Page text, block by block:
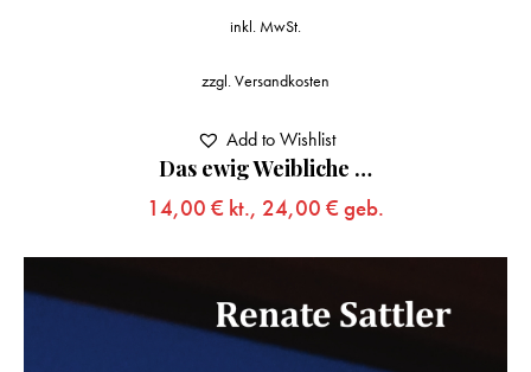
Das ewig Weibliche …
14,00 € kt., 24,00 € geb.
inkl. MwSt.
zzgl.Versandkosten
Add to Wishlist